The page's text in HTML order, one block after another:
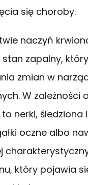
się choroby.
naczyń
stan zapalny,
zmian w
W zależności
nerki, śledziona
oczne albo
który pojawia